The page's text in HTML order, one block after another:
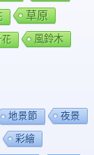
草原
花 風鈴木
地景節 夜景
彩繪